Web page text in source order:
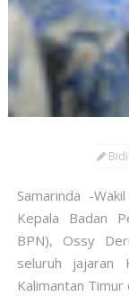
Samarinda -
Kepala Badan
BPN), Ossy
seluruh jajaran
Kalimantan Timur